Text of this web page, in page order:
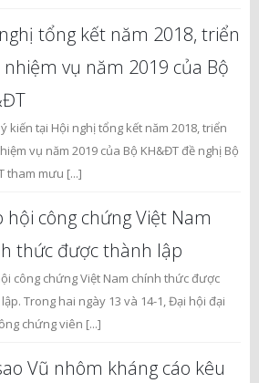
tổng kết năm 2018, triển
nhiệm vụ năm 2019 của Bộ
kiến tại Hội nghị tổng kết năm 2018, triển
vụ năm 2019 của Bộ KH&ĐT đề nghị Bộ
tham mưu [...]
hội công chứng Việt Nam
thức được thành lập
công chứng Việt Nam chính thức được
Trong hai ngày 13 và 14-1, Đại hội đại
chứng viên [...]
Vũ nhôm kháng cáo kêu